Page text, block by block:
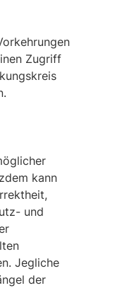
Zugriff
kann
und
Jegliche
der